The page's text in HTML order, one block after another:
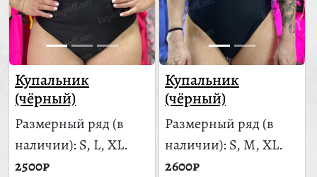
Купальник
(чёрный)
Размерный ряд (в
наличии): S, L, XL.
2500₽
Купальник
(чёрный)
Размерный ряд (в
наличии): S, M, XL.
2600₽